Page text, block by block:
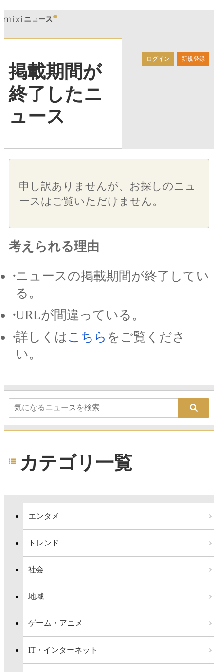
ログイン 新規登録
掲載期間が
終了したニ
ュース
申し訳ありませんが、お探しのニュ
ースはご覧いただけません。
考えられる理由
ニュースの掲載期間が終了してい
る。
URLが間違っている。
詳しくは こちら をご覧くださ
い。
カテゴリ一覧
エンタメ
トレンド
社会
地域
ゲーム・アニメ
IT・インターネット